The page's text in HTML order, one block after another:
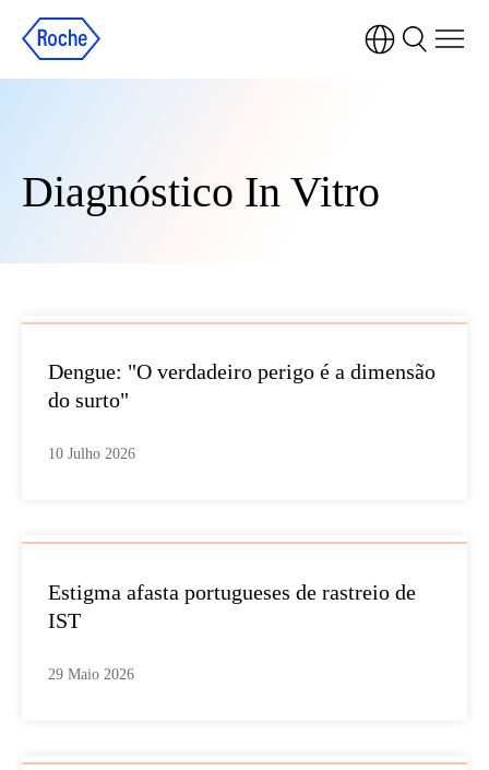
Diagnóstico In Vitro
Dengue: "O verdadeiro perigo é a dimensão
do surto"
10 Julho 2026
Estigma afasta portugueses de rastreio de
IST
29 Maio 2026